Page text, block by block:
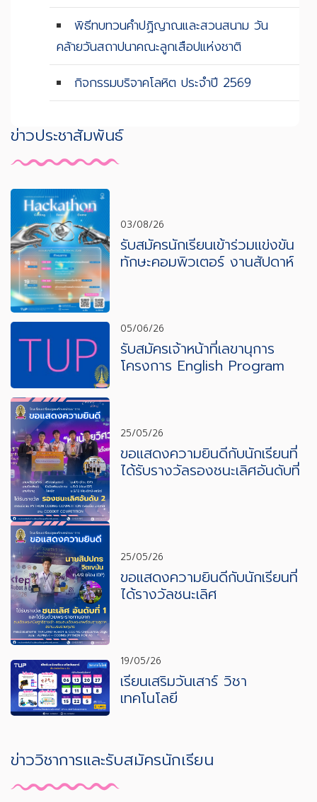
พิธีทบทวนคำปฏิญาณและสวนสนาม วัน
คล้ายวันสถาปนาคณะลูกเสือปแห่งชาติ
กิจกรรมบริจาคโลหิต ประจำปี 2569
ข่าวประชาสัมพันธ์
03/08/26
รับสมัครนักเรียนเข้าร่วมแข่งขัน
ทักษะคอมพิวเตอร์ งานสัปดาห์
05/06/26
รับสมัครเจ้าหน้าที่เลขานุการ
โครงการ English Program
25/05/26
ขอแสดงความยินดีกับนักเรียนที่
ได้รับรางวัลรองชนะเลิศอันดับที่
25/05/26
ขอแสดงความยินดีกับนักเรียนที่
ได้รางวัลชนะเลิศ
19/05/26
เรียนเสริมวันเสาร์ วิชา
เทคโนโลยี
ข่าววิชาการและรับสมัครนักเรียน